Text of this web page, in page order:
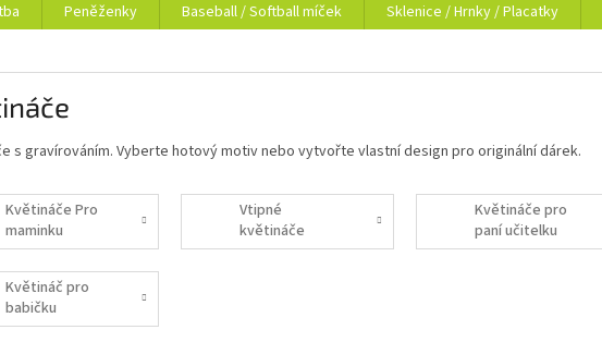
Peněženky Baseball / Softball míček Sklenice / Hrnky / Placatky
s gravírováním. Vyberte hotový motiv nebo vytvořte vlastní design pro originální dárek.
Květináče Pro
maminku
Vtipné
květináče
Květináče pro
paní učitelku
Květináč pro
babičku